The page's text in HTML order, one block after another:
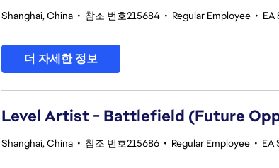
Shanghai, China • 참조 번호215684 • Regular Employee • EA
더 자세한 정보
Level Artist - Battlefield (Future
Shanghai, China • 참조 번호215686 • Regular Employee • EA